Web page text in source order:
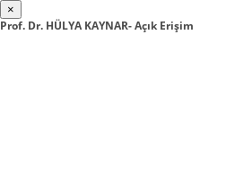
×
Prof. Dr. HÜLYA KAYNAR- Açık Erişim